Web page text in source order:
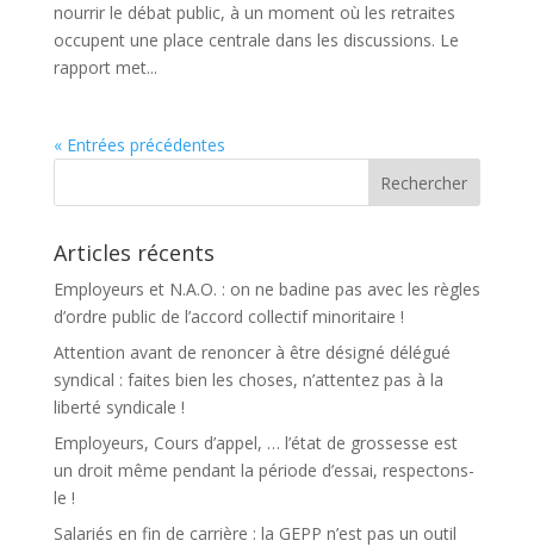
nourrir le débat public, à un moment où les retraites
occupent une place centrale dans les discussions. Le
rapport met...
« Entrées précédentes
Articles récents
Employeurs et N.A.O. : on ne badine pas avec les règles
d’ordre public de l’accord collectif minoritaire !
Attention avant de renoncer à être désigné délégué
syndical : faites bien les choses, n’attentez pas à la
liberté syndicale !
Employeurs, Cours d’appel, … l’état de grossesse est
un droit même pendant la période d’essai, respectons-
le !
Salariés en fin de carrière : la GEPP n’est pas un outil